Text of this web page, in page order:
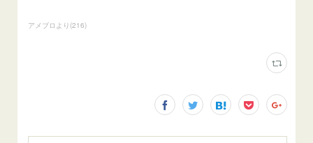
アメブロより (216)